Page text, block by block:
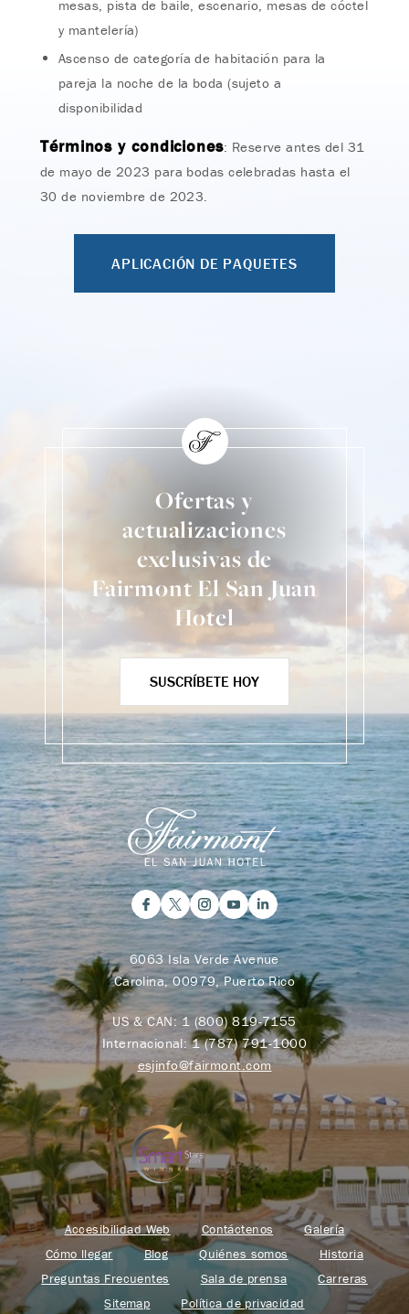
mesas, pista de baile, escenario, mesas de cóctel
y mantelería)
Ascenso de categoría de habitación para la
pareja la noche de la boda (sujeto a
disponibilidad
Términos y condiciones: Reserve antes del 31
de mayo de 2023 para bodas celebradas hasta el
30 de noviembre de 2023.
APLICACIÓN DE PAQUETES
Ofertas y
actualizaciones
exclusivas de
Fairmont El San Juan
Hotel
SUSCRÍBETE HOY
6063 Isla Verde Avenue
Carolina, 00979, Puerto Rico
US & CAN: 1 (800) 819-7155
Internacional:1 (787) 791-1000
esjinfo@fairmont.com
Accesibilidad Web Contáctenos
Galería
Cómo llegar
Blog Quiénes somos
Historia
Preguntas Frecuentes
Sala de prensa
Carreras
Sitemap
Política de privacidad